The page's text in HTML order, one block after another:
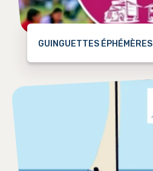
GUINGUETTES ÉPHÉMÈRES